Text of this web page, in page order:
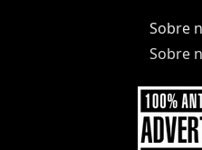
Sobre
Sobre